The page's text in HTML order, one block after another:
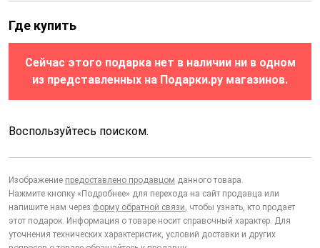
Где купить
Сейчас этого подарка нет в наличии ни в одном
из представленных на Подарки.ру магазинов.
Воспользуйтесь поиском.
Изображение предоставлено продавцом данного товара.
Нажмите кнопку «Подробнее» для перехода на сайт продавца или
напишите нам через форму обратной связи, чтобы узнать, кто продает
этот подарок. Информация о товаре носит справочный характер. Для
уточнения технических характеристик, условий доставки и других